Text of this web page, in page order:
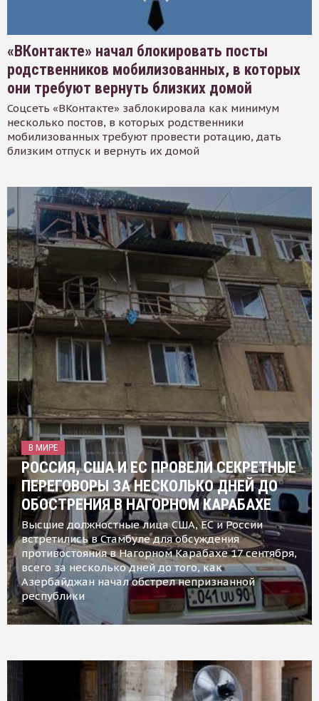
«ВКонтакте» начал блокировать посты
родственников мобилизованных, в которых
они требуют вернуть близких домой
Соцсеть «ВКонтакте» заблокировала как минимум
несколько постов, в которых родственники
мобилизованных требуют провести ротацию, дать
близким отпуск и вернуть их домой
В МИРЕ
РОССИЯ, США И ЕС ПРОВЕЛИ СЕКРЕТНЫЕ
ПЕРЕГОВОРЫ ЗА НЕСКОЛЬКО ДНЕЙ ДО
ОБОСТРЕНИЯ В НАГОРНОМ КАРАБАХЕ
Высшие должностные лица США, ЕС и России
встретились в Стамбуле для обсуждения
противостояния в Нагорном Карабахе 17 сентября,
всего за несколько дней до того, как
Азербайджан начал обстрел непризнанной
республики